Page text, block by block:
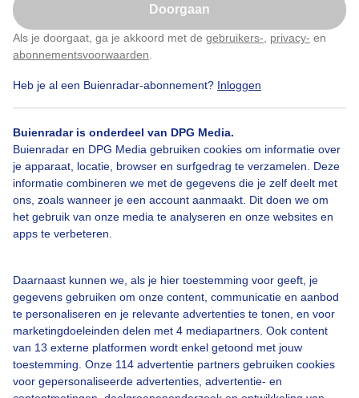
Doorgaan
Als je doorgaat, ga je akkoord met de gebruikers- privacy- en
abonnementsvoorwaarden
Heb je al een Buienradar-abonnement? Inloggen
Buienradar is onderdeel van DPG Media.
Buienradar en DPG Media gebruiken cookies om informatie over
je apparaat, locatie, browser en surfgedrag te verzamelen. Deze
informatie combineren we met de gegevens die je zelf deelt met
ons, zoals wanneer je een account aanmaakt. Dit doen we om
het gebruik van onze media te analyseren en onze websites en
apps te verbeteren.
Daarnaast kunnen we, als je hier toestemming voor geeft, je
gegevens gebruiken om onze content, communicatie en aanbod
te personaliseren en je relevante advertenties te tonen, en voor
marketingdoeleinden delen met 4 mediapartners. Ook content
van 13 externe platformen wordt enkel getoond met jouw
toestemming. Onze 114 advertentie partners gebruiken cookies
voor gepersonaliseerde advertenties, advertentie- en
Door: ria brasser Gemaakt: 07-09-2024, 34x bekeken
Aangenaamnazomerweer Strand Wolkenvelden
Bekijk slideshow
Over Buienradar
Klik hierom dit aan te passen